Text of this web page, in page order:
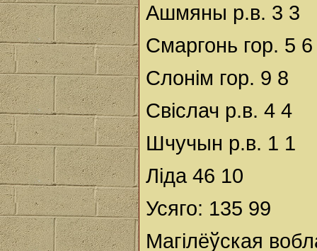
Ашмяны р.в. 3 3
Смаргонь гор. 5 6
Слонім гор. 9 8
Свіслач р.в. 4 4
Шчучын р.в. 1 1
Ліда 46 10
Усяго: 135 99
Магілёўская